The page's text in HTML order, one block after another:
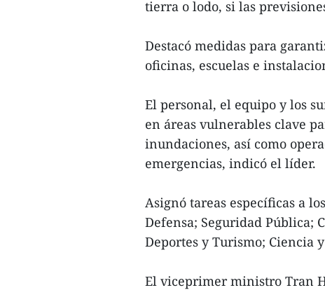
tierra o lodo, si las
Destacó medidas para
oficinas, escuelas e
El personal, el equipo y los
en áreas vulnerables clave
inundaciones, así como
emergencias, indicó el líder.
Asignó tareas específicas a
Defensa; Seguridad Pública;
Deportes y Turismo; Ciencia
El viceprimer ministro Tran